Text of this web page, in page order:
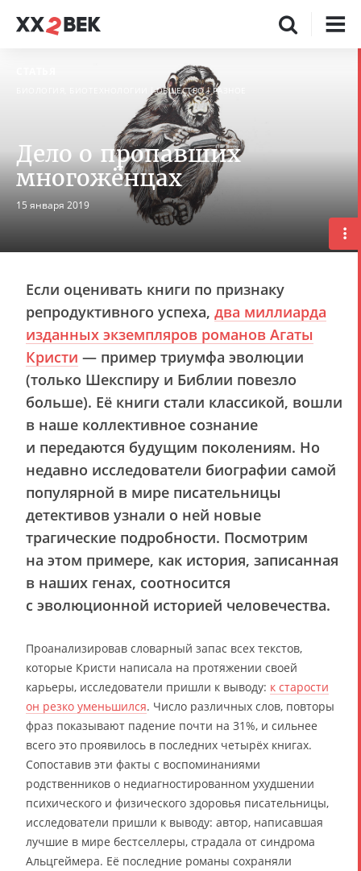
ОБЩЕСТВО РАЗНОЕ
Дело о пропавших
многожёнцах
15 января 2019
Если оценивать книги по признаку
репродуктивного успеха, два миллиарда
изданных экземпляров романов Агаты
Кристи — пример триумфа эволюции
(только Шекспиру и Библии повезло
больше). Её книги стали классикой, вошли
в наше коллективное сознание
и передаются будущим поколениям. Но
недавно исследователи биографии самой
популярной в мире писательницы
детективов узнали о ней новые
трагические подробности. Посмотрим
на этом примере, как история, записанная
в наших генах, соотносится
с эволюционной историей человечества.
Проанализировав словарный запас всех текстов,
которые Кристи написала на протяжении своей
карьеры, исследователи пришли к выводу: к старости
он резко уменьшился. Число различных слов, повторы
фраз показывают падение почти на 31%, и сильнее
всего это проявилось в последних четырёх книгах.
Сопоставив эти факты с воспоминаниями
родственников о недиагностированном ухудшении
психического и физического здоровья писательницы,
исследователи пришли к выводу: автор, написавшая
лучшие в мире бестселлеры, страдала от синдрома
Альцгеймера. Её последние романы сохраняли